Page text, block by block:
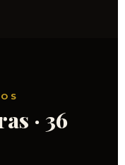
· 36